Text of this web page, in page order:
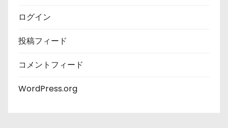
ログイン
投稿フィード
コメントフィード
WordPress.org